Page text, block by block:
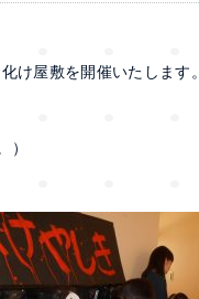
け屋敷を開催いたします。